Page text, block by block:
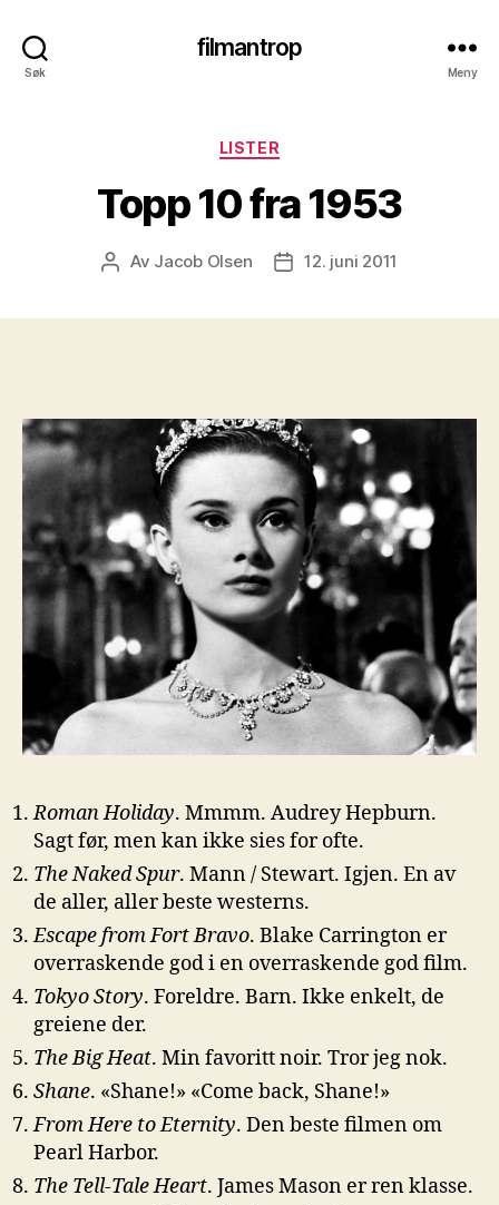
Søk
filmantrop
Meny
Kategorier
LISTER
Topp 10 fra 1953
Innleggsforfatter
Av Jacob Olsen Publiseringsdato
12. juni 2011
Roman Holiday. Mmmm. Audrey Hepburn.
Sagt før, men kan ikke sies for ofte.
The Naked Spur. Mann / Stewart. Igjen. En av
de aller, aller beste westerns.
Escape from Fort Bravo. Blake Carrington er
overraskende god i en overraskende god film.
Tokyo Story. Foreldre. Barn. Ikke enkelt, de
greiene der.
The Big Heat. Min favoritt noir. Tror jeg nok.
Shane. «Shane!» «Come back, Shane!»
From Here to Eternity. Den beste filmen om
Pearl Harbor.
The Tell-Tale Heart. James Mason er ren klasse.